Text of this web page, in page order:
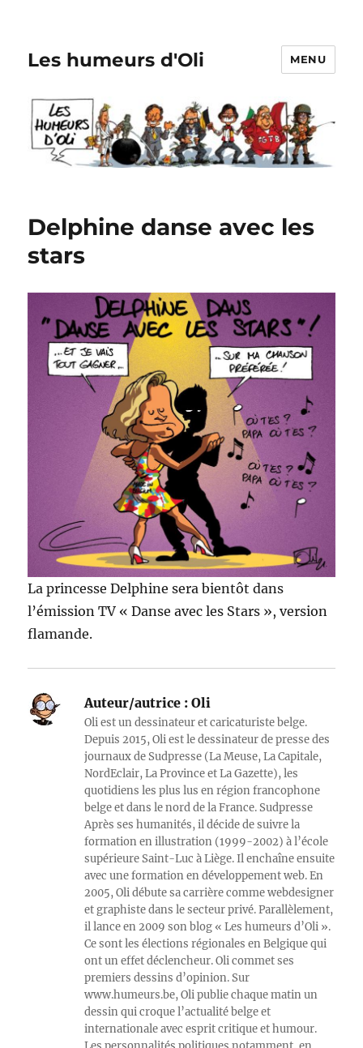
Les humeurs d'Oli MENU
Delphine danse avec les
stars
La princesse Delphine sera bientôt dans
l’émission TV « Danse avec les Stars », version
flamande.
Auteur/autrice : Oli
Oli est un dessinateur et caricaturiste belge.
Depuis 2015, Oli est le dessinateur de presse des
journaux de Sudpresse (La Meuse, La Capitale,
NordEclair, La Province et La Gazette), les
quotidiens les plus lus en région francophone
belge et dans le nord de la France. Sudpresse
Après ses humanités, il décide de suivre la
formation en illustration (1999-2002) à l’école
supérieure Saint-Luc à Liège. Il enchaîne ensuite
avec une formation en développement web. En
2005, Oli débute sa carrière comme webdesigner
et graphiste dans le secteur privé. Parallèlement,
il lance en 2009 son blog « Les humeurs d’Oli ».
Ce sont les élections régionales en Belgique qui
ont un effet déclencheur. Oli commet ses
premiers dessins d’opinion. Sur
www.humeurs.be, Oli publie chaque matin un
dessin qui croque l’actualité belge et
internationale avec esprit critique et humour.